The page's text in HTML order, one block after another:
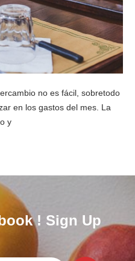
no es fácil, sobretodo
en los gastos del mes. La
y
! Sign Up